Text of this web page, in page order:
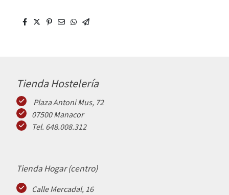
Tienda Hostelería
Plaza Antoni Mus, 72
07500 Manacor
Tel. 648.008.312
Tienda Hogar (centro)
Calle Mercadal, 16